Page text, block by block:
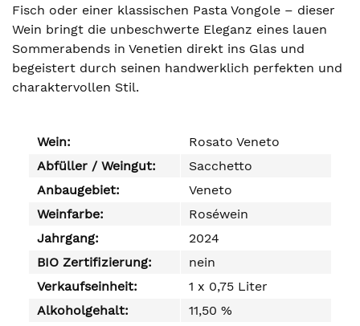
Fisch oder einer klassischen Pasta Vongole – dieser
Wein bringt die unbeschwerte Eleganz eines lauen
Sommerabends in Venetien direkt ins Glas und
begeistert durch seinen handwerklich perfekten und
charaktervollen Stil.
Wein:
Rosato Veneto
Abfüller / Weingut:
Sacchetto
Anbaugebiet:
Veneto
Weinfarbe:
Roséwein
Jahrgang:
2024
BIO Zertifizierung:
nein
Verkaufseinheit:
1 x 0,75 Liter
Alkoholgehalt:
11,50 %